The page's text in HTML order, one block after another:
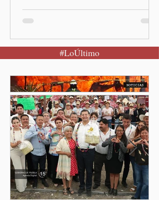
secretario de Salud
federal, David Kershenobich
exista un brote activo de
ciclosporiasis en México,
luego del incremento de
casos registrado en Estados
Unidos. Durante la
conferencia matutina en
Palacio Nacional, el
funcionario informó que en
el país únicamente se han
confirmado 33 casos de esta
enferme
#LoÚltimo